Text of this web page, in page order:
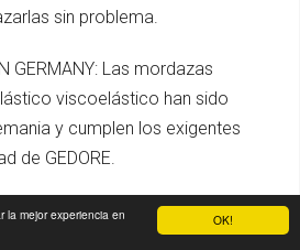
OK!
la mejor experiencia en
sin problema.
GERMANY: Las mordazas
viscoelástico han sido
y cumplen los exigentes
de GEDORE.
DESDE HACE MÁS DE 100 AÑOS:
17 000 herramientas supera las